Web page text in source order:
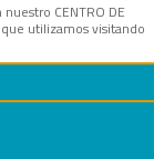
CENTRO DE
utilizamos visitando